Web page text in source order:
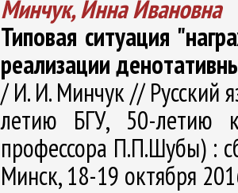
Минчук, Инна Ивановна
Типовая ситуация
реализации
/ И. И. Минчук // Русский
летию БГУ, 50-летию
профессора П.П.Шубы) :
Минск, 18-19 октября